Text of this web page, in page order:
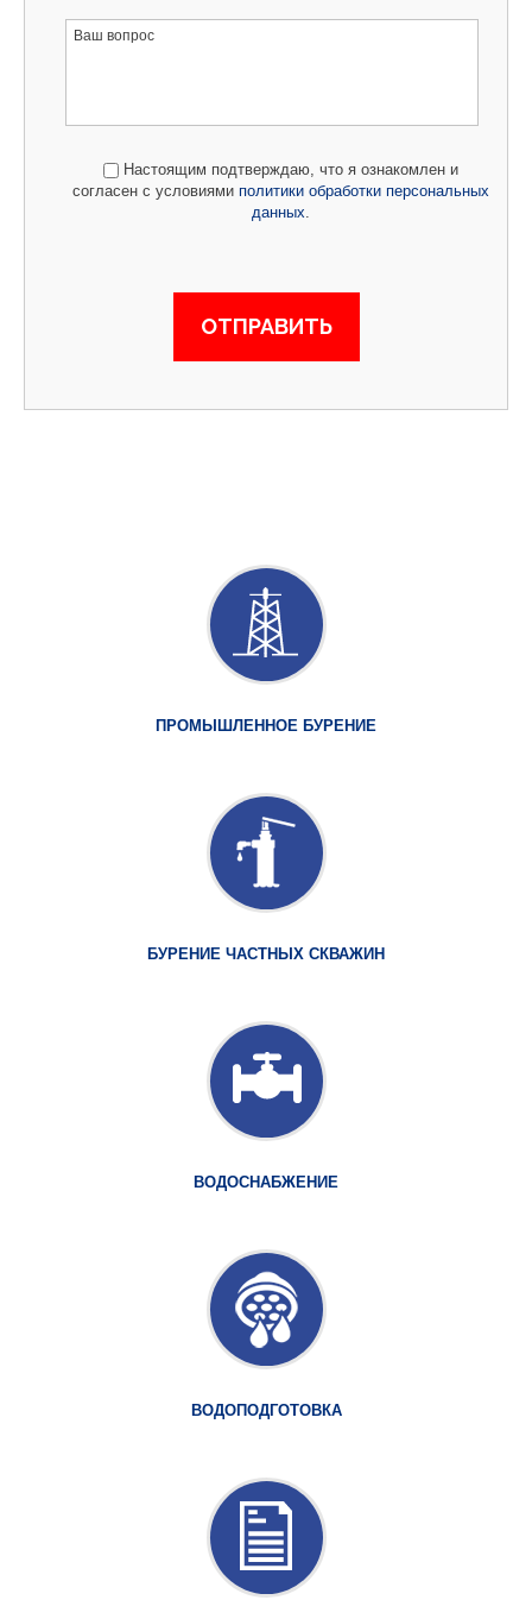
Настоящим подтверждаю, что я ознакомлен и
согласен с условиями политики обработки персональных
данных.
ПРОМЫШЛЕННОЕ БУРЕНИЕ
БУРЕНИЕ ЧАСТНЫХ СКВАЖИН
ВОДОСНАБЖЕНИЕ
ВОДОПОДГОТОВКА